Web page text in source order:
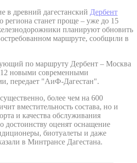
в древний дагестанский Дербент
региона станет проще – уже до 15
планируют обновить
маршруте, сообщили в
по маршруту Дербент – Москва
новыми современными
передает "АиФ-Дагестан".
более чем на 600
вместительность состава, но и
и качества обслуживания
достоинству оценят оснащение
биотуалеты и даже
в Минтрансе Дагестана.